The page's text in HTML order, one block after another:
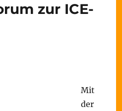
zur ICE-
Mit
der